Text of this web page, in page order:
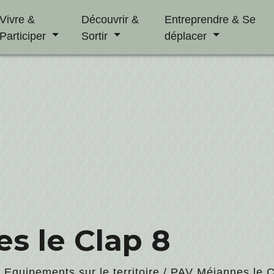
Vivre &
Participer
Découvrir &
Sortir
Entreprendre & Se
déplacer
le Clap 8